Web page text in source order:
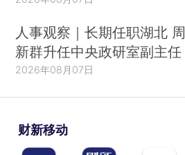
人事观察｜长期任职湖北 周
新群升任中央政研室副主任
2026年08月07日
财新移动